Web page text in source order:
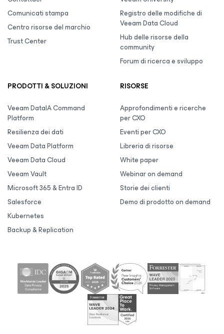
Comunicati stampa
Centro risorse del marchio
Trust Center
Registro delle modifiche di
Veeam Data Cloud
Hub delle risorse della
community
Forum di ricerca e sviluppo
PRODOTTI & SOLUZIONI
Veeam DataIA Command
Platform
Resilienza dei dati
Veeam Data Platform
Veeam Data Cloud
Veeam Vault
Microsoft 365 & Entra ID
Salesforce
Kubernetes
Backup & Replication
RISORSE
Approfondimenti e ricerche
per CXO
Eventi per CXO
Libreria di risorse
White paper
Webinar on demand
Storie dei clienti
Demo di prodotto on demand